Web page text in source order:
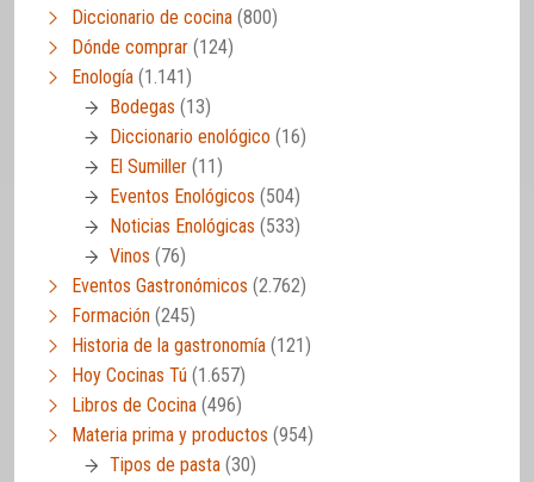
Diccionario de cocina (800)
Dónde comprar (124)
Enología (1.141)
Bodegas (13)
Diccionario enológico (16)
El Sumiller (11)
Eventos Enológicos (504)
Noticias Enológicas (533)
Vinos (76)
Eventos Gastronómicos (2.762)
Formación (245)
Historia de la gastronomía (121)
Hoy Cocinas Tú (1.657)
Libros de Cocina (496)
Materia prima y productos (954)
Tipos de pasta (30)